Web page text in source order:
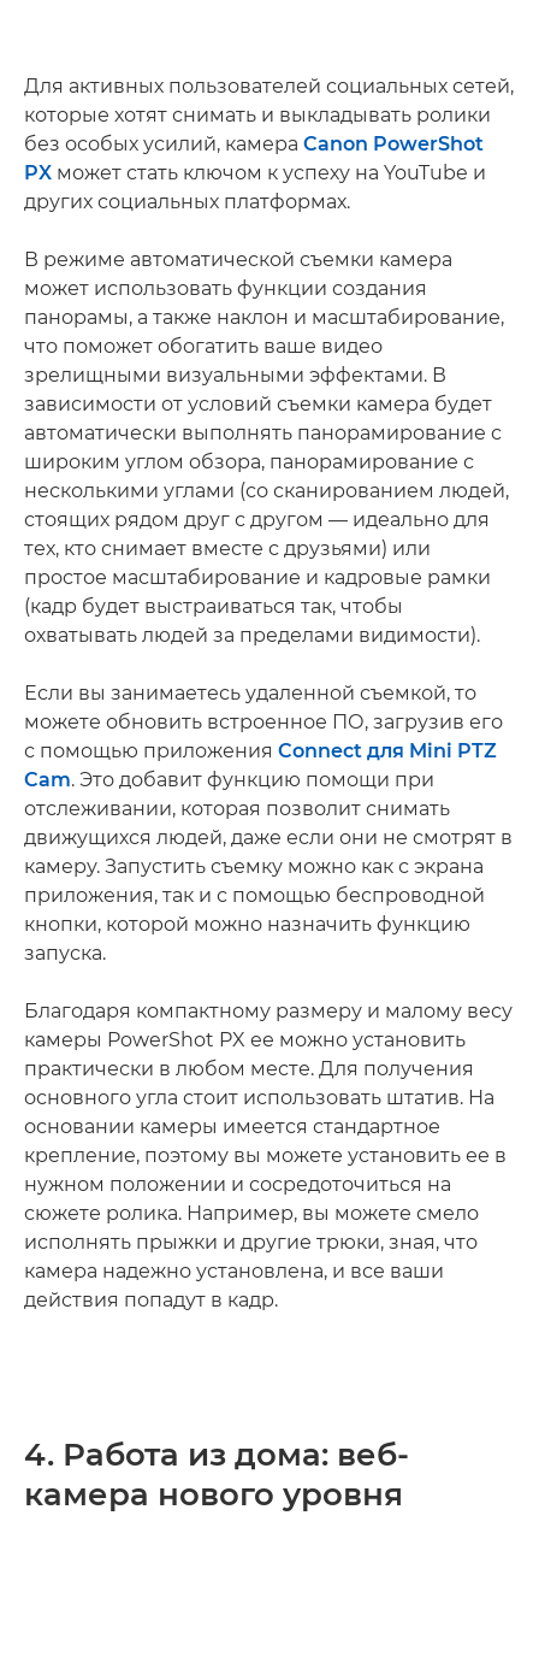
Для активных пользователей социальных сетей,
которые хотят снимать и выкладывать ролики
без особых усилий, камера Canon PowerShot
PX может стать ключом к успеху на YouTube и
других социальных платформах.
В режиме автоматической съемки камера
может использовать функции создания
панорамы, а также наклон и масштабирование,
что поможет обогатить ваше видео
зрелищными визуальными эффектами. В
зависимости от условий съемки камера будет
автоматически выполнять панорамирование с
широким углом обзора, панорамирование с
несколькими углами (со сканированием людей,
стоящих рядом друг с другом — идеально для
тех, кто снимает вместе с друзьями) или
простое масштабирование и кадровые рамки
(кадр будет выстраиваться так, чтобы
охватывать людей за пределами видимости).
Если вы занимаетесь удаленной съемкой, то
можете обновить встроенное ПО, загрузив его
с помощью приложения Connect для Mini PTZ
Cam. Это добавит функцию помощи при
отслеживании, которая позволит снимать
движущихся людей, даже если они не смотрят в
камеру. Запустить съемку можно как с экрана
приложения, так и с помощью беспроводной
кнопки, которой можно назначить функцию
запуска.
Благодаря компактному размеру и малому весу
камеры PowerShot PX ее можно установить
практически в любом месте. Для получения
основного угла стоит использовать штатив. На
основании камеры имеется стандартное
крепление, поэтому вы можете установить ее в
нужном положении и сосредоточиться на
сюжете ролика. Например, вы можете смело
исполнять прыжки и другие трюки, зная, что
камера надежно установлена, и все ваши
действия попадут в кадр.
4. Работа из дома: веб-
камера нового уровня